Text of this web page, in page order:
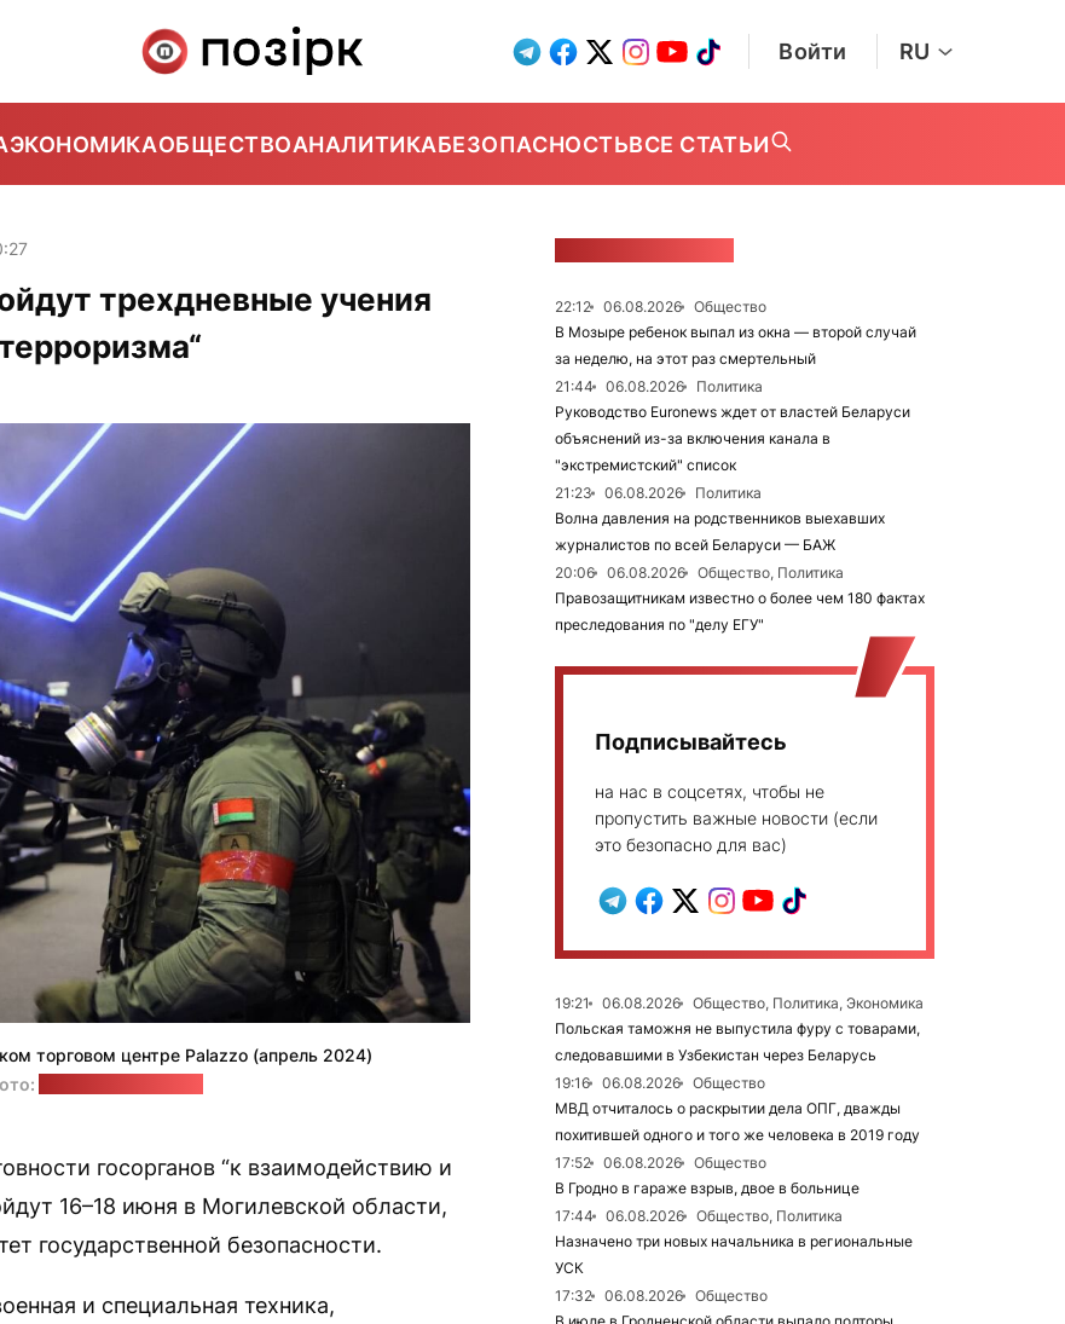
Войти RU
ЭКОНОМИКАОБЩЕСТВОАНАЛИТИКАБЕЗОПАСНОСТЬВСЕ СТАТЬИ
трехдневные учения
торговом центре Palazzo (апрель 2024)
госорганов “к взаимодействию и
16–18 июня в Могилевской области,
государственной безопасности.
и специальная техника,
22:12 06.08.2026
Общество
В Мозыре ребенок выпал из окна — второй случай
за неделю, на этот раз смертельный
21:44
06.08.2026
Политика
Руководство Euronews ждет от властей Беларуси
объяснений из-за включения канала в
"экстремистский" список
21:23
06.08.2026
Политика
Волна давления на родственников выехавших
журналистов по всей Беларуси — БАЖ
20:06
06.08.2026
Общество, Политика
Правозащитникам известно о более чем 180 фактах
преследования по "делу ЕГУ"
Подписывайтесь
на нас в соцсетях, чтобы не
пропустить важные новости (если
это безопасно для вас)
19:21 06.08.2026
Общество, Политика, Экономика
Польская таможня не выпустила фуру с товарами,
следовавшими в Узбекистан через Беларусь
19:16
06.08.2026
Общество
МВД отчиталось о раскрытии дела ОПГ, дважды
похитившей одного и того же человека в 2019 году
17:52
06.08.2026
Общество
В Гродно в гараже взрыв, двое в больнице
17:44
06.08.2026
Общество, Политика
Назначено три новых начальника в региональные
УСК
17:32
06.08.2026
Общество